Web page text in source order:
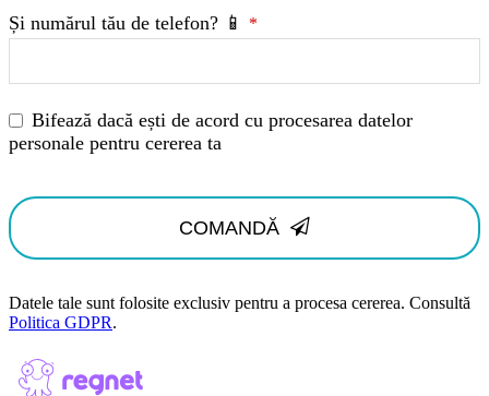
Și numărul tău de telefon? 📱 *
Bifează dacă ești de acord cu procesarea datelor
personale pentru cererea ta
COMANDĂ
Datele tale sunt folosite exclusiv pentru a procesa cererea. Consultă
Politica GDPR.